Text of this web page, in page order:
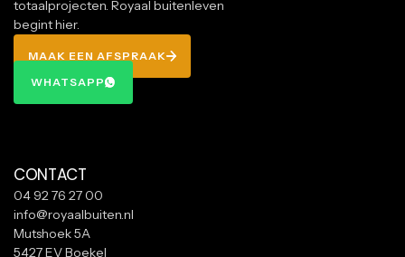
totaalprojecten. Royaal buitenleven
begint hier.
MAAK EEN AFSPRAAK
WHATSAPP
CONTACT
04 92 76 27 00
info@royaalbuiten.nl
Mutshoek 5A
5427 EV Boekel